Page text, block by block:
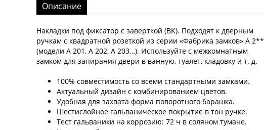
Описание
Накладки под фиксатор с заверткой (BK). Подходят к дверным
ручкам с квадратной розеткой из серии «Фабрика замков» A 2**
(модели A 201, A 202, A 203…). Используйте с межкомнатным
замком для запирания двери в ванную, туалет, кладовку и т. д.
100% совместимость со всеми стандартными замками.
Актуальный дизайн с комбинированием цветов.
Удобная для захвата форма поворотного барашка.
Шестислойное гальваническое покрытие в тон ручке.
Тест гальваники на коррозию: 72 ч в соляном тумане.